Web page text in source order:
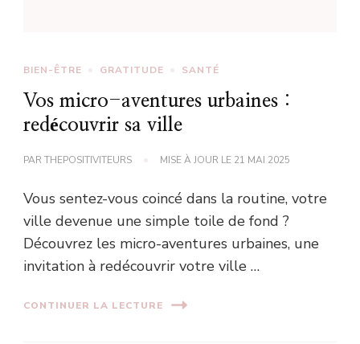
BIEN-ÊTRE GRATITUDE SANTÉ
Vos micro-aventures urbaines :
redécouvrir sa ville
PARTHEPOSITIVITEURS MISE À JOUR LE 21 MAI 2025
Vous sentez-vous coincé dans la routine, votre
ville devenue une simple toile de fond ?
Découvrez les micro-aventures urbaines, une
invitation à redécouvrir votre ville …
CONTINUER LA LECTURE